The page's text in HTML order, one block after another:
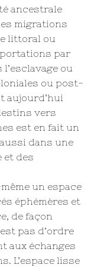
ancestrale
migrations
littoral ou
par
ou
ou post-
aujourd’hui
vers
est en fait un
dans une
et des
un espace
éphémères et
de façon
pas d’ordre
aux échanges
L’espace lisse